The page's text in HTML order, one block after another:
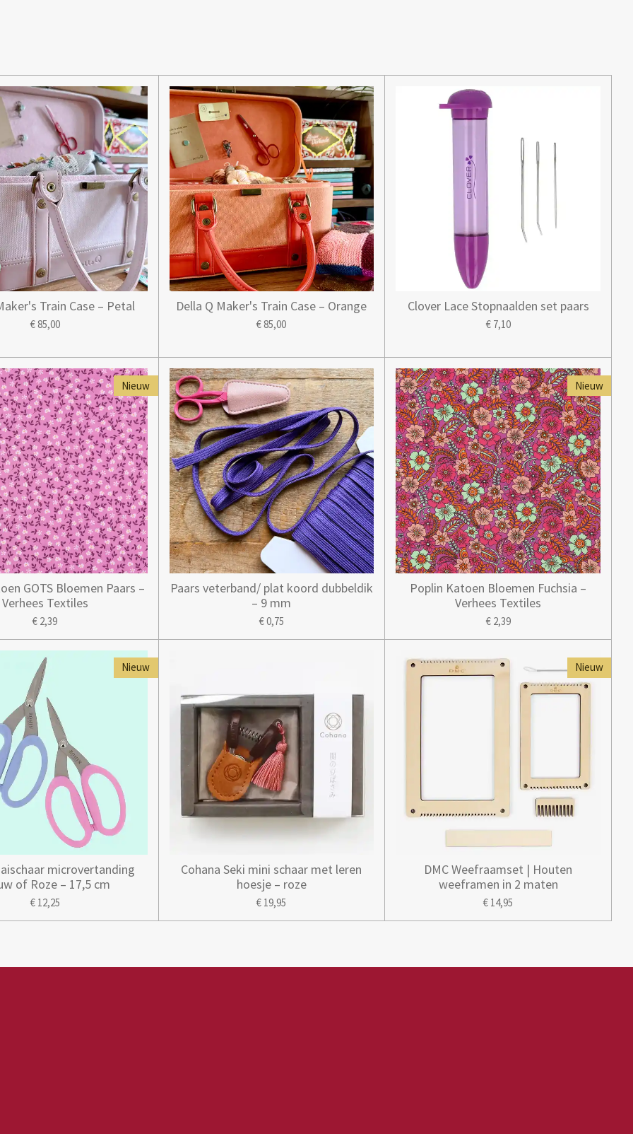
Train Case – Petal
€ 85,00
Della Q Maker's Train Case – Orange
€ 85,00
Clover Lace Stopnaalden set paars
€ 7,10
Nieuw
GOTS Bloemen Paars –
Verhees Textiles
€ 2,39
Paars veterband/ plat koord dubbeldik
– 9 mm
€ 0,75
Nieuw
Poplin Katoen Bloemen Fuchsia –
Verhees Textiles
€ 2,39
Nieuw
microvertanding
of Roze – 17,5 cm
€ 12,25
Cohana Seki mini schaar met leren
hoesje – roze
€ 19,95
Nieuw
DMC Weefraamset | Houten
weeframen in 2 maten
€ 14,95